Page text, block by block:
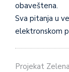
obaveštena.
Sva pitanja u
elektronskom
Projekat